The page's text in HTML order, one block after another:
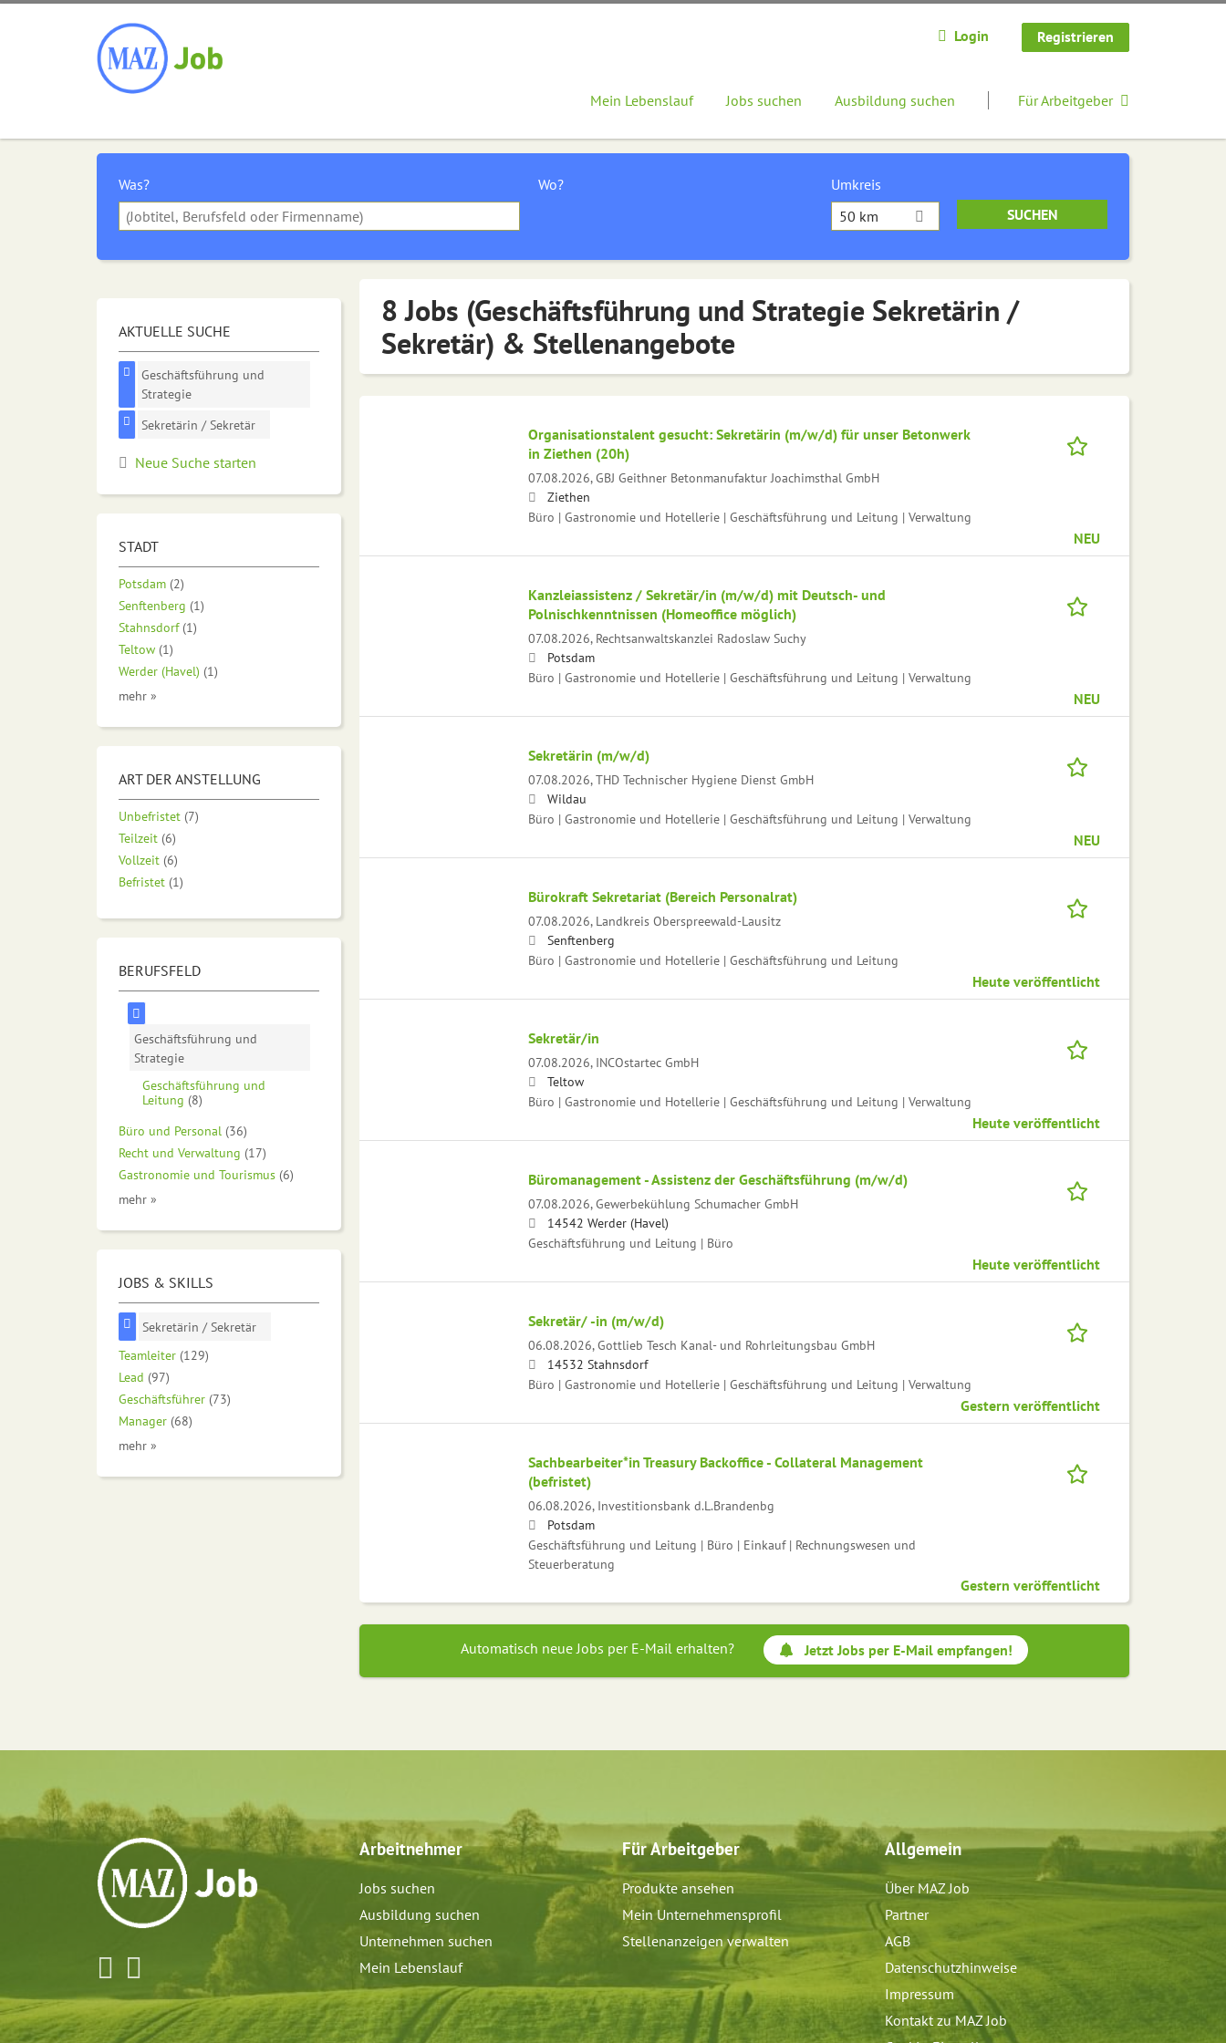
Login Registrieren
Mein Lebenslauf Jobs suchen Ausbildung suchen Für Arbeitgeber
Was? Wo?
Umkreis
50 km
8 Jobs (Geschäftsführung und Strategie Sekretärin /
Sekretär) & Stellenangebote
Organisationstalent gesucht: Sekretärin (m/w/d) für unser Betonwerk
in Ziethen (20h)
07.08.2026,GBJ Geithner Betonmanufaktur Joachimsthal GmbH
Ziethen
Büro | Gastronomie und Hotellerie | Geschäftsführung und Leitung | Verwaltung
NEU
Kanzleiassistenz / Sekretär/in (m/w/d) mit Deutsch- und
Polnischkenntnissen (Homeoffice möglich)
07.08.2026, Rechtsanwaltskanzlei Radoslaw Suchy
Potsdam
Büro | Gastronomie und Hotellerie | Geschäftsführung und Leitung | Verwaltung
NEU
Sekretärin (m/w/d)
07.08.2026,THD Technischer Hygiene Dienst GmbH
Wildau
Büro | Gastronomie und Hotellerie | Geschäftsführung und Leitung | Verwaltung
NEU
Bürokraft Sekretariat (Bereich Personalrat)
07.08.2026, Landkreis Oberspreewald-Lausitz
Senftenberg
Büro | Gastronomie und Hotellerie | Geschäftsführung und Leitung
Heute veröffentlicht
Sekretär/in
07.08.2026, INCOstartec GmbH
Teltow
Büro | Gastronomie und Hotellerie | Geschäftsführung und Leitung | Verwaltung
Heute veröffentlicht
Büromanagement - Assistenz der Geschäftsführung (m/w/d)
07.08.2026,Gewerbekühlung Schumacher GmbH
14542 Werder (Havel)
Geschäftsführung und Leitung | Büro
Heute veröffentlicht
Sekretär/ -in (m/w/d)
06.08.2026,Gottlieb Tesch Kanal- und Rohrleitungsbau GmbH
14532 Stahnsdorf
Büro | Gastronomie und Hotellerie | Geschäftsführung und Leitung | Verwaltung
Gestern veröffentlicht
Sachbearbeiter*in Treasury Backoffice - Collateral Management
(befristet)
06.08.2026, Investitionsbank d.L.Brandenbg
Potsdam
Geschäftsführung und Leitung | Büro | Einkauf | Rechnungswesen und
Steuerberatung
Gestern veröffentlicht
Automatisch neue Jobs per E-Mail erhalten? Jetzt Jobs per E-Mail empfangen!
AKTUELLE SUCHE
Geschäftsführung und
Strategie
Sekretärin / Sekretär
Neue Suche starten
STADT
Potsdam (2)
Senftenberg (1)
Stahnsdorf (1)
Teltow (1)
Werder (Havel) (1)
mehr »
ART DER ANSTELLUNG
Unbefristet (7)
Teilzeit (6)
Vollzeit (6)
Befristet (1)
BERUFSFELD
Geschäftsführung und
Strategie
Geschäftsführung und
Leitung (8)
Büro und Personal (36)
Recht und Verwaltung (17)
Gastronomie und Tourismus (6)
mehr »
JOBS & SKILLS
Sekretärin / Sekretär
Teamleiter (129)
Lead (97)
Geschäftsführer (73)
Manager (68)
mehr »
Arbeitnehmer
Jobs suchen
Ausbildung suchen
Unternehmen suchen
Mein Lebenslauf
Für Arbeitgeber
Produkte ansehen
Mein Unternehmensprofil
Stellenanzeigen verwalten
Allgemein
Über MAZ Job
Partner
AGB
Datenschutzhinweise
Impressum
Kontakt zu MAZ Job